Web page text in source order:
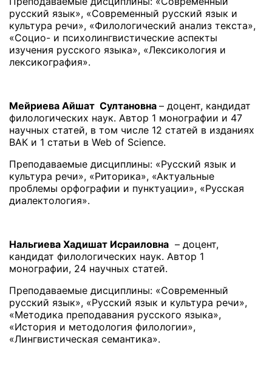
русский язык», «Современный русский язык и
культура речи», «Филологический анализ текста»,
«Социо- и психолингвистические аспекты
изучения русского языка», «Лексикология и
лексикография».
Мейриева Айшат Султановна – доцент, кандидат
филологических наук. Автор 1 монографии и 47
научных статей, в том числе 12 статей в изданиях
ВАК и 1 статьи в Web of Science.
Преподаваемые дисциплины: «Русский язык и
культура речи», «Риторика», «Актуальные
проблемы орфографии и пунктуации», «Русская
диалектология».
Нальгиева Хадишат Исраиловна – доцент,
кандидат филологических наук. Автор 1
монографии, 24 научных статей.
Преподаваемые дисциплины: «Современный
русский язык», «Русский язык и культура речи»,
«Методика преподавания русского языка»,
«История и методология филологии»,
«Лингвистическая семантика».